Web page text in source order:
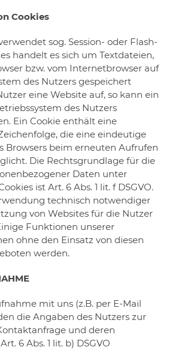
Cookies
sog. Session- oder Flash-
handelt es sich um Textdateien,
bzw. vom Internetbrowser auf
des Nutzers gespeichert
eine Website auf, so kann ein
des Nutzers
Ein Cookie enthält eine
die eine eindeutige
Browsers beim erneuten Aufrufen
Die Rechtsgrundlage für die
Daten unter
ist Art. 6 Abs. 1 lit. f DSGVO.
technisch notwendiger
von Websites für die Nutzer
Funktionen unserer
ohne den Einsatz von diesen
werden.
mit uns (z.B. per E-Mail
die Angaben des Nutzers zur
und deren
6 Abs. 1 lit. b) DSGVO